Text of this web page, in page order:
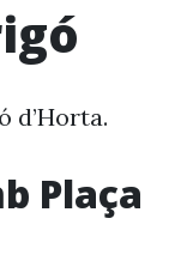
d’Horta.
Plaça